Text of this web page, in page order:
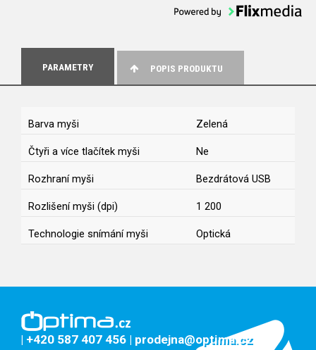
PARAMETRY POPIS PRODUKTU
Barva myši Zelená
Čtyři a více tlačítek myši Ne
Rozhraní myši Bezdrátová USB
Rozlišení myši (dpi) 1 200
Technologie snímání myši Optická
| +420 587 407 456 | prodejna@optima.cz